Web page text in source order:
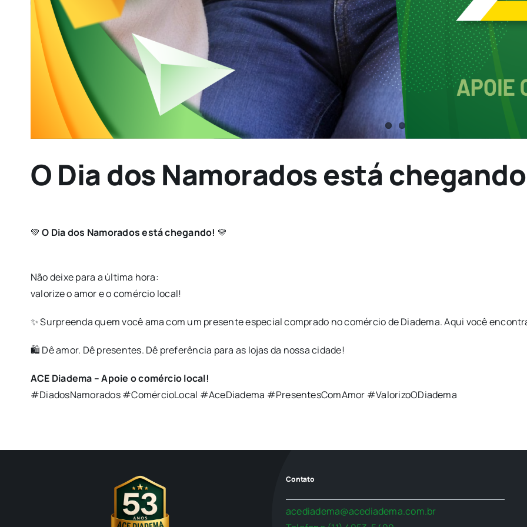
O Dia dos Namorados está
💚O Dia dos Namorados está chegando! 💛
Não deixe para a última hora:
valorize o amor e o comércio local!
✨ Surpreenda quem você ama com um presente especial comprado no comércio de Diadema. Aqui você
🛍️ Dê amor. Dê presentes. Dê preferência para as lojas da nossa cidade!
ACE Diadema – Apoie o comércio local!
#DiadosNamorados #ComércioLocal #AceDiadema #PresentesComAmor #ValorizoODiadema
Contato
acediadema@acediadema.com.br